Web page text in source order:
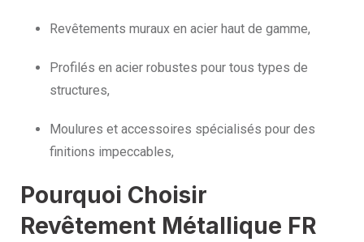
Revêtements muraux en acier haut de gamme,
Profilés en acier robustes pour tous types de
structures,
Moulures et accessoires spécialisés pour des
finitions impeccables,
Pourquoi Choisir
Revêtement Métallique FR